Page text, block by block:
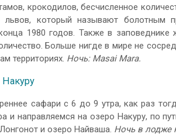
крокодилов, бесчисленное
львов, который называют болотным
1980 годов. Также в заповеднике
Больше нигде в мире не
территориях. Ночь: Masai Mara.
сафари с 6 до 9 утра, как раз
и направляемся на озеро Накуру, по
и озеро Найваша. Ночь в лодже